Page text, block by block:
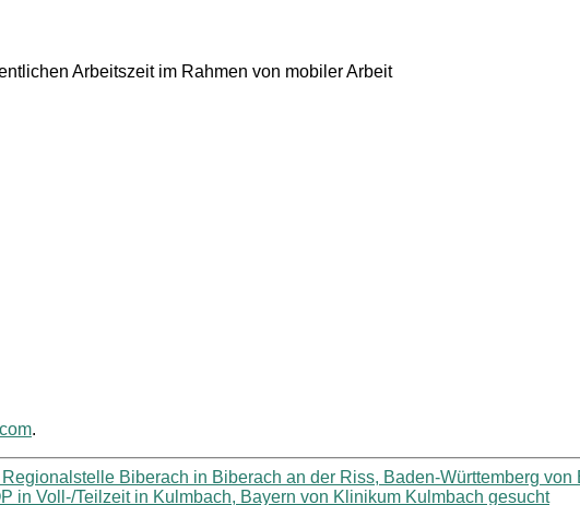
Arbeitszeit im Rahmen von mobiler Arbeit
.
Biberach in Biberach an der Riss, Baden-Württemberg
in Voll-/Teilzeit in Kulmbach, Bayern von Klinikum Kulmbach gesucht